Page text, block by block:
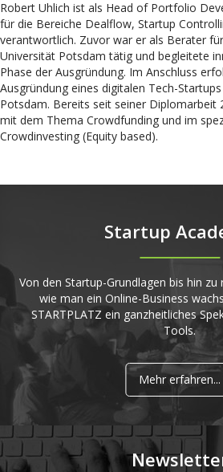
Robert Uhlich ist als Head of Portfolio
für die Bereiche Dealflow, Startup
verantwortlich. Zuvor war er als Berater
Universität Potsdam tätig und begleitete
Phase der Ausgründung. Im Anschluss
Ausgründung eines digitalen Tech-
Potsdam. Bereits seit seiner Diplomarbeit
mit dem Thema Crowdfunding und im
Crowdinvesting (Equity based).
Startup
Von den Startup-Grundlagen bis hin
wie man ein Online-Business
STARTPLATZ ein ganzheitliches
Tools.
Mehr erfahren...